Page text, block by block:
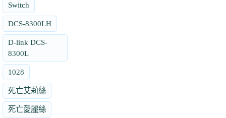
Switch
DCS-8300LH
D-link DCS-
8300L
1028
死亡艾莉絲
死亡愛麗絲